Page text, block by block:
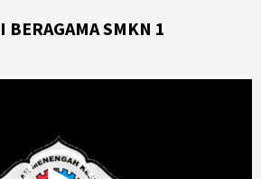
BERAGAMA SMKN 1